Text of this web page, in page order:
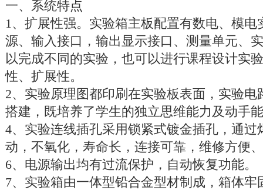
一、系统特点
1、扩展性强。实验箱主板配置有数电、模
源、输入接口，输出显示接口、测量单元、
以完成不同的实验，也可以进行课程设计实
性、扩展性。
2、实验原理图都印刷在实验板表面，实验
搭建，既培养了学生的独立思维能力及动手
4、实验连线插孔采用锁紧式镀金插孔，通
动，不氧化，寿命长，连接可靠，维修方便
6、电源输出均有过流保护，自动恢复功能。
7、实验箱由一体型铅合金型材制成，箱体